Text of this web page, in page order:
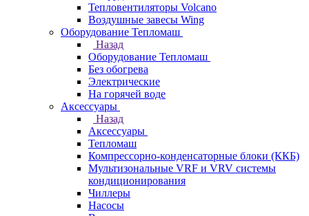
Тепловентиляторы Volcano
Воздушные завесы Wing
Оборудование Тепломаш
Назад
Оборудование Тепломаш
Без обогрева
Электрические
На горячей воде
Аксессуары
Назад
Аксессуары
Тепломаш
Компрессорно-конденсаторные блоки (ККБ)
Мультизональные VRF и VRV системы
кондиционирования
Чиллеры
Насосы